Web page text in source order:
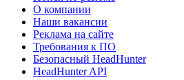
О компании
Наши вакансии
Реклама на сайте
Требования к ПО
Безопасный HeadHunter
HeadHunter API